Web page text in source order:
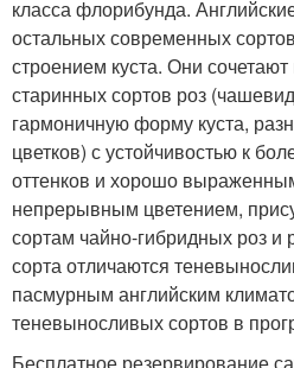
класса флорибунда.
остальных современных
строением куста. Они
старинных сортов роз
гармоничную форму куста,
цветков) с устойчивостью к
оттенков и хорошо
непрерывным цветением,
сортам чайно-гибридных роз
сорта отличаются
пасмурным английским
теневыносливых сортов в